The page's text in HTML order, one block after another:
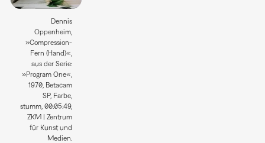
Dennis
Oppenheim,
»Compression-
Fern (Hand)«,
aus der Serie:
»Program One«,
1970, Betacam
SP, Farbe,
stumm, 00:05:49,
ZKM | Zentrum
für Kunst und
Medien.